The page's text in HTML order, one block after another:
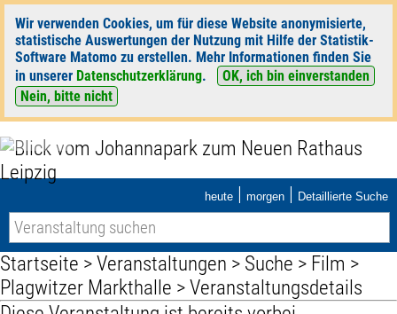
Wir verwenden Cookies, um für diese Website anonymisierte,
statistische Auswertungen der Nutzung mit Hilfe der Statistik-
Software Matomo zu erstellen. Mehr Informationen finden Sie
in unserer Datenschutzerklärung.
OK, ich bin einverstanden
Nein, bitte nicht
heute | morgen | Detaillierte Suche
Startseite >Veranstaltungen > Suche > Film >
Plagwitzer Markthalle > Veranstaltungsdetails